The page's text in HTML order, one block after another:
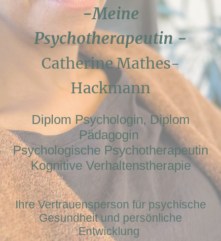
-Meine
Psychotherapeutin -
Catherine Mathes-
Hackmann
Diplom Psychologin, Diplom
Pädagogin
Psychologische Psychotherapeutin
Kognitive Verhaltenstherapie
Ihre Vertrauensperson für psychische
Gesundheit und persönliche
Entwicklung